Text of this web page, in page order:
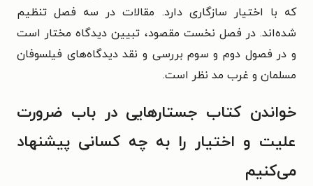
که با اختیار سازگاری دارد. مقالات در سه فصل تنظیم
شده‌اند. در فصل نخست مقصود، تبیین دیدگاه مختار است
و در فصول دوم و سوم بررسی و نقد دیدگاه‌های فیلسوفان
مسلمان و غرب مد نظر است.
خواندن کتاب جستارهایی در باب ضرورت
علیت و اختیار را به چه کسانی پیشنهاد
می‌کنیم